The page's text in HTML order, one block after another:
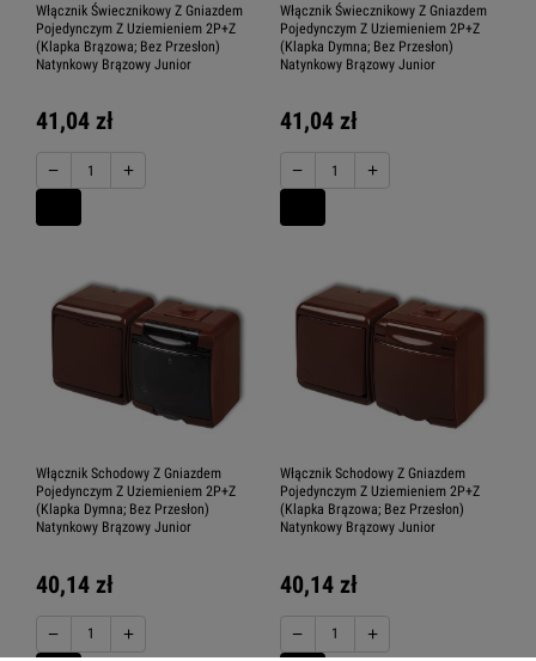
Włącznik Świecznikowy Z Gniazdem
Pojedynczym Z Uziemieniem 2P+Z
(Klapka Brązowa; Bez Przesłon)
Natynkowy Brązowy Junior
41,04 zł
− +
Włącznik Świecznikowy Z Gniazdem
Pojedynczym Z Uziemieniem 2P+Z
(Klapka Dymna; Bez Przesłon)
Natynkowy Brązowy Junior
41,04 zł
− +
Włącznik Schodowy Z Gniazdem
Pojedynczym Z Uziemieniem 2P+Z
(Klapka Dymna; Bez Przesłon)
Natynkowy Brązowy Junior
40,14 zł
− +
Włącznik Schodowy Z Gniazdem
Pojedynczym Z Uziemieniem 2P+Z
(Klapka Brązowa; Bez Przesłon)
Natynkowy Brązowy Junior
40,14 zł
− +